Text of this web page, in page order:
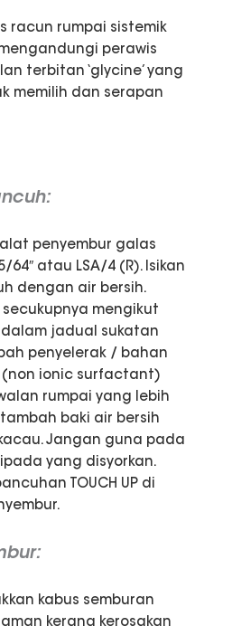
racun rumpai sistemik
perawis
terbitan ‘glycine’ yang
memilih dan serapan
penyembur galas
64″ atau LSA/4 (R). Isikan
dengan air bersih.
secukupnya mengikut
jadual sukatan
penyelerak / bahan
(non ionic surfactant)
rumpai yang lebih
baki air bersih
Jangan guna pada
yang disyorkan.
TOUCH UP di
kabus semburan
kerana kerosakan